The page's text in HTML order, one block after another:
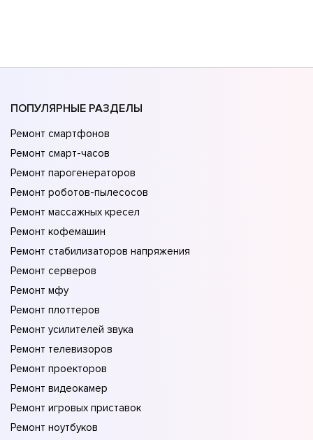
ПОПУЛЯРНЫЕ РАЗДЕЛЫ
Ремонт смартфонов
Ремонт смарт-часов
Ремонт парогенераторов
Ремонт роботов-пылесосов
Ремонт массажных кресел
Ремонт кофемашин
Ремонт стабилизаторов напряжения
Ремонт серверов
Ремонт мфу
Ремонт плоттеров
Ремонт усилителей звука
Ремонт телевизоров
Ремонт проекторов
Ремонт видеокамер
Ремонт игровых приставок
Ремонт ноутбуков